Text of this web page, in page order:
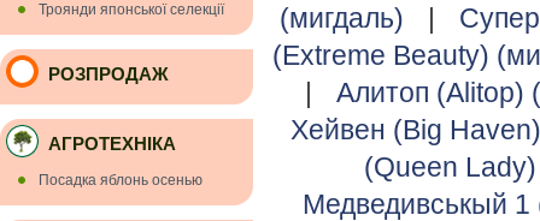
(мигдаль)
|
(Extreme Beauty)
|
Алитоп (Alitop)
Хейвен (Big
(Queen
Медведивськый 1
Троянди японської селекції
РОЗПРОДАЖ
АГРОТЕХНІКА
Посадка яблонь осенью